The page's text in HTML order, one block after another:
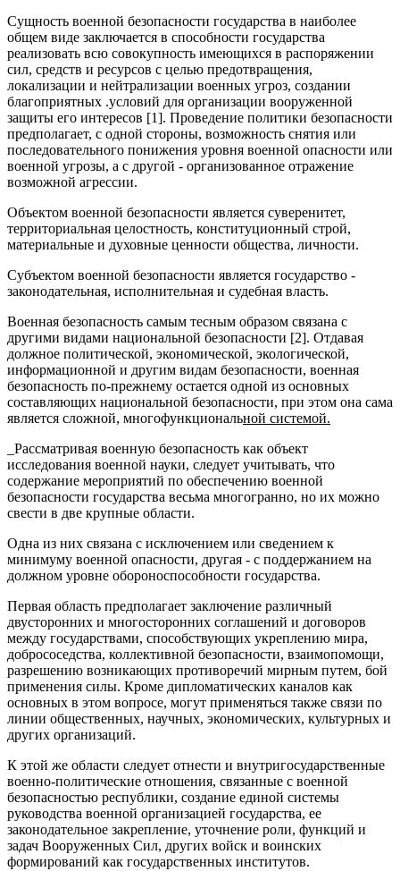
Сущность военной безопасности государства в наиболее
общем виде заключается в способности государства
реализовать всю совокупность имеющихся в распоряжении
сил, средств и ресурсов с целью предотвращения,
локализации и нейтрализации военных угроз, создании
благоприятных .условий для организации вооруженной
защиты его интересов [1]. Проведение политики безопасности
предполагает, с одной стороны, возможность снятия или
последовательного понижения уровня военной опасности или
военной угрозы, а с другой - организованное отражение
возможной агрессии.
Объектом военной безопасности является суверенитет,
территориальная целостность, конституционный строй,
материальные и духовные ценности общества, личности.
Субъектом военной безопасности является государство -
законодательная, исполнительная и судебная власть.
Военная безопасность самым тесным образом связана с
другими видами национальной безопасности [2]. Отдавая
должное политической, экономической, экологической,
информационной и другим видам безопасности, военная
безопасность по-прежнему остается одной из основных
составляющих национальной безопасности, при этом она сама
является сложной, многофункциональной системой.
_Рассматривая военную безопасность как объект
исследования военной науки, следует учитывать, что
содержание мероприятий по обеспечению военной
безопасности государства весьма многогранно, но их можно
свести в две крупные области.
Одна из них связана с исключением или сведением к
минимуму военной опасности, другая - с поддержанием на
должном уровне обороноспособности государства.
Первая область предполагает заключение различный
двусторонних и многосторонних соглашений и договоров
между государствами, способствующих укреплению мира,
добрососедства, коллективной безопасности, взаимопомощи,
разрешению возникающих противоречий мирным путем, бой
применения силы. Кроме дипломатических каналов как
основных в этом вопросе, могут применяться также связи по
линии общественных, научных, экономических, культурных и
других организаций.
К этой же области следует отнести и внутригосударственные
военно-политические отношения, связанные с военной
безопасностью республики, создание единой системы
руководства военной организацией государства, ее
законодательное закрепление, уточнение роли, функций и
задач Вооруженных Сил, других войск и воинских
формирований как государственных институтов.